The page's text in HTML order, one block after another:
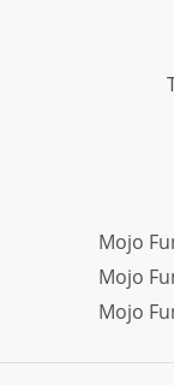
Mojo
Mojo
Mojo